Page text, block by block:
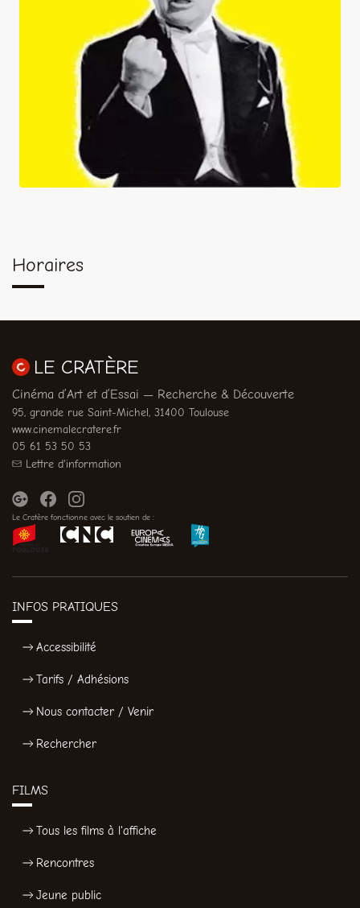
Horaires
LE CRATÈRE
Cinéma d’Art et d’Essai — Recherche & Découverte
95, grande rue Saint-Michel, 31400 Toulouse
www.cinemalecratere.fr
05 61 53 50 53
Lettre d'information
Le Cratère fonctionne avec le soutien de :
INFOS PRATIQUES
Accessibilité
Tarifs / Adhésions
Nous contacter / Venir
Rechercher
FILMS
Tous les films à l'affiche
Rencontres
Jeune public